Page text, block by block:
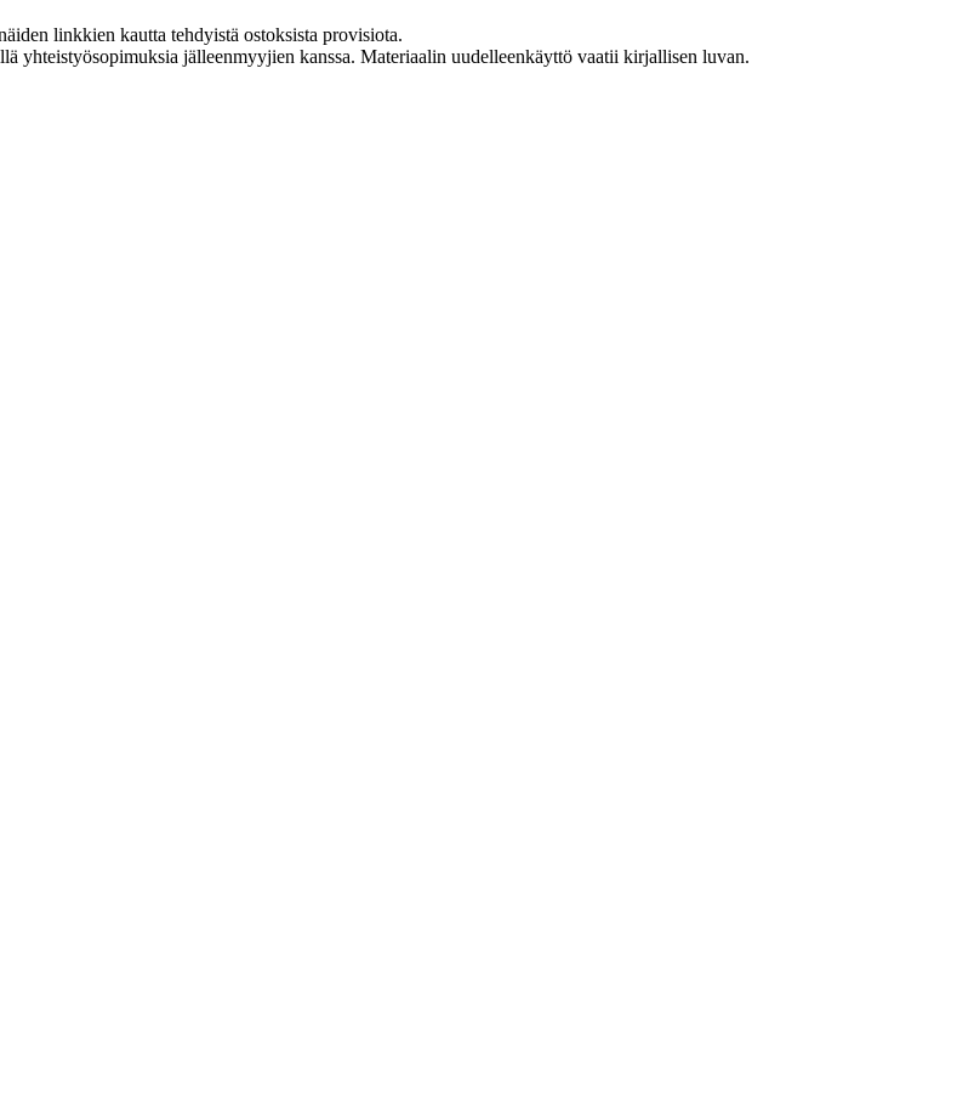
linkkien kautta tehdyistä ostoksista provisiota.
yhteistyösopimuksia jälleenmyyjien kanssa. Materiaalin uudelleenkäyttö vaatii kirjallisen luvan.